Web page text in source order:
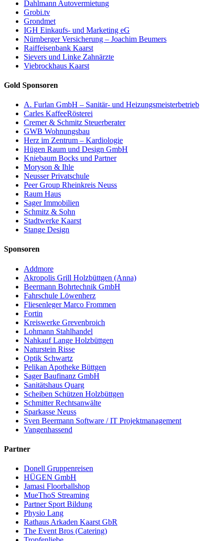
Dahlmann Autovermietung
Grobi.tv
Grondmet
IGH Einkaufs- und Marketing eG
Nürnberger Versicherung – Joachim Beumers
Raiffeisenbank Kaarst
Sievers und Linke Zahnärzte
Viebrockhaus Kaarst
Gold Sponsoren
A. Furlan GmbH – Sanitär- und Heizungsmeisterbetrieb
Carles KaffeeRösterei
Cremer & Schmitz Steuerberater
GWB Wohnungsbau
Herz im Zentrum – Kardiologie
Hügen Raum und Design GmbH
Kniebaum Bocks und Partner
Moryson & Ihle
Neusser Privatschule
Peer Group Rheinkreis Neuss
Raum Haus
Sager Immobilien
Schmitz & Sohn
Stadtwerke Kaarst
Stange Design
Sponsoren
Addmore
Akropolis Grill Holzbüttgen (Anna)
Beermann Bohrtechnik GmbH
Fahrschule Löwenherz
Fliesenleger Marco Frommen
Fortin
Kreiswerke Grevenbroich
Lohmann Stahlhandel
Nahkauf Lange Holzbüttgen
Naturstein Risse
Optik Schwartz
Pelikan Apotheke Büttgen
Sager Baufinanz GmbH
Sanitätshaus Quarg
Scheiben Schützen Holzbüttgen
Schmitter Rechtsanwälte
Sparkasse Neuss
Sven Beermann Software / IT Projektmanagement
Vangenhassend
Partner
Donell Gruppenreisen
HÜGEN GmbH
Jamasi Floorballshop
MueThoS Streaming
Partner Sport Bildung
Physio Lang
Rathaus Arkaden Kaarst GbR
The Event Bros (Catering)